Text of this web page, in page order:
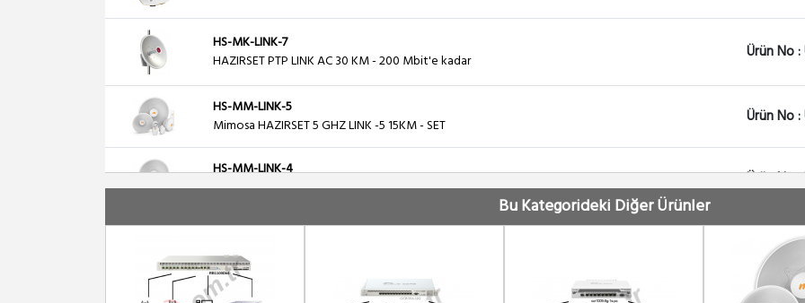
HS-MK-LINK-7
HAZIRSET PTP LINK AC 30 KM - 200 Mbit'e kadar
Ürün No :
HS-MM-LINK-5
Mimosa HAZIRSET 5 GHZ LINK -5 15KM - SET
Ürün No :
HS-MM-LINK-4
Mimosa HAZIRSET 5 GHZ LINK -4 10KM - SET
Ürün No :
HS-MM-LINK-3
Mimosa HAZIRSET 5 GHZ LINK -3 7KM - SET
Ürün No :
HS-MM-LINK-2
Bu Kategorideki Diğer Ürünler